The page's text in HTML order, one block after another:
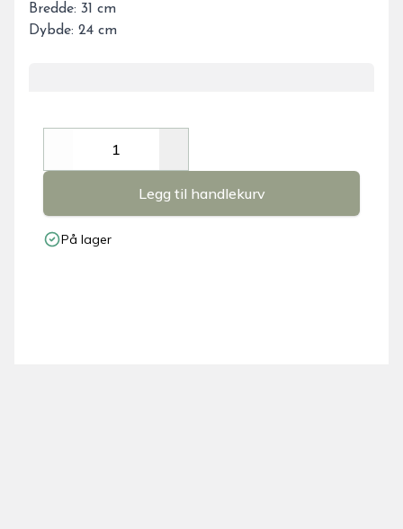
Bredde: 31 cm
Dybde: 24 cm
Decrease
Legg til handlekurv
På lager